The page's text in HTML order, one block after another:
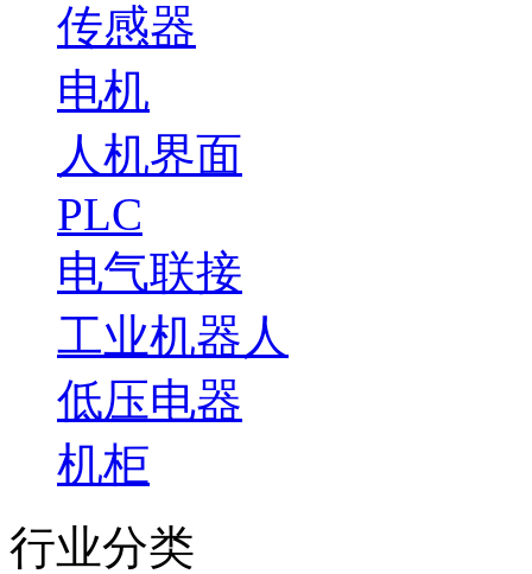
传感器
电机
人机界面
PLC
电气联接
工业机器人
低压电器
机柜
行业分类